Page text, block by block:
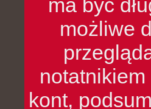
ma być
możliwe
kont,